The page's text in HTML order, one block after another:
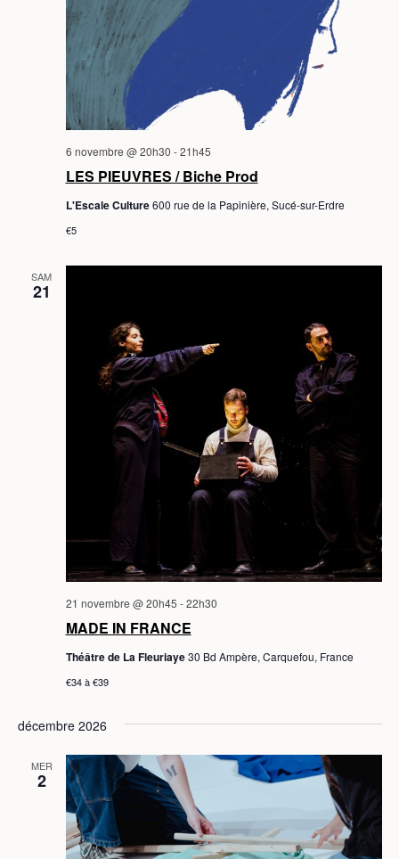
LES PIEUVRES / Biche Prod
6 novembre @ 20h30 -21h45
L'Escale Culture600 rue de la Papinière, Sucé-sur-Erdre
€5
SAM
21
MADE IN FRANCE
21 novembre @ 20h45 -22h30
Théâtre de La Fleuriaye30 Bd Ampère, Carquefou, France
€34 à €39
décembre 2026
MER
2